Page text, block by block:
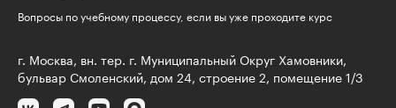
Вопросы по учебному процессу, если вы уже проходите курс
г. Москва, вн. тер. г. Муниципальный Округ Хамовники,
бульвар Смоленский, дом 24, строение 2, помещение 1/3